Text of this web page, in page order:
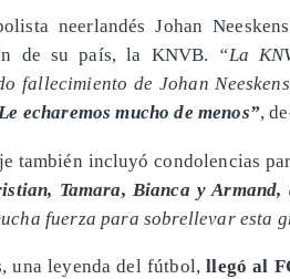
neerlandés Johan
de su país, la KNVB. “La
fallecimiento de Johan
echaremos mucho de menos”,
también incluyó condolencias
Tamara, Bianca y Armand,
fuerza para sobrellevar esta
una leyenda del fútbol,llegó al